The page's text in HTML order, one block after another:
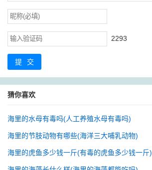
2293
提交
猜你喜欢
海里的水母有毒吗(人工养殖水母有毒吗)
海里的节肢动物有哪些(海洋三大哺乳动物)
海里的虎鱼多少钱一斤(有毒的虎鱼多少钱一斤)